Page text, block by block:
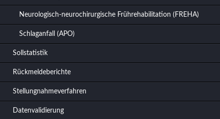
Neurologisch-neurochirurgische Frührehabilitation (FREHA)
Schlaganfall (APO)
Sollstatistik
Rückmeldeberichte
Stellungnahmeverfahren
Datenvalidierung